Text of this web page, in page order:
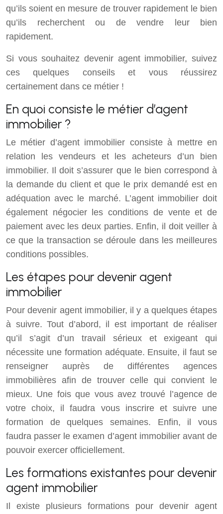
qu’ils soient en mesure de trouver rapidement le bien
qu’ils recherchent ou de vendre leur bien
rapidement.
Si vous souhaitez devenir agent immobilier, suivez
ces quelques conseils et vous réussirez
certainement dans ce métier !
En quoi consiste le métier d’agent
immobilier ?
Le métier d’agent immobilier consiste à mettre en
relation les vendeurs et les acheteurs d’un bien
immobilier. Il doit s’assurer que le bien correspond à
la demande du client et que le prix demandé est en
adéquation avec le marché. L’agent immobilier doit
également négocier les conditions de vente et de
paiement avec les deux parties. Enfin, il doit veiller à
ce que la transaction se déroule dans les meilleures
conditions possibles.
Les étapes pour devenir agent
immobilier
Pour devenir agent immobilier, il y a quelques étapes
à suivre. Tout d’abord, il est important de réaliser
qu’il s’agit d’un travail sérieux et exigeant qui
nécessite une formation adéquate. Ensuite, il faut se
renseigner auprès de différentes agences
immobilières afin de trouver celle qui convient le
mieux. Une fois que vous avez trouvé l’agence de
votre choix, il faudra vous inscrire et suivre une
formation de quelques semaines. Enfin, il vous
faudra passer le examen d’agent immobilier avant de
pouvoir exercer officiellement.
Les formations existantes pour devenir
agent immobilier
Il existe plusieurs formations pour devenir agent